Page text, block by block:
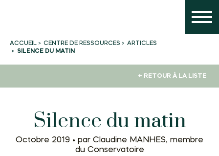
ACCUEIL CENTRE DE RESSOURCES
ARTICLES
SILENCE DU MATIN
← RETOUR À LA LISTE
Silence du matin
Octobre 2019 • par Claudine MANHES, membre
du Conservatoire